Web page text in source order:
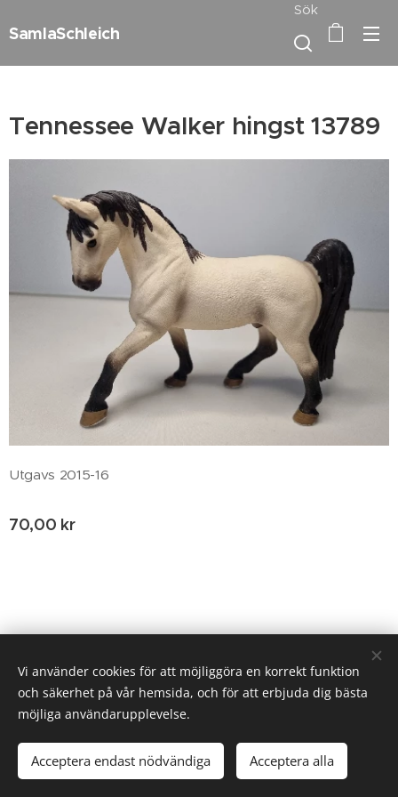
SamlaSchleich
Sök
Tennessee Walker hingst 13789
Utgavs 2015-16
70,00 kr
Lägg i kundvagnen
© 2020 Birgitta Helm, Broestorp 1175, 289 93 Broby
Cookies
Vi använder cookies för att möjliggöra en korrekt funktion
och säkerhet på vår hemsida, och för att erbjuda dig bästa
möjliga användarupplevelse.
Acceptera endast nödvändiga Acceptera alla